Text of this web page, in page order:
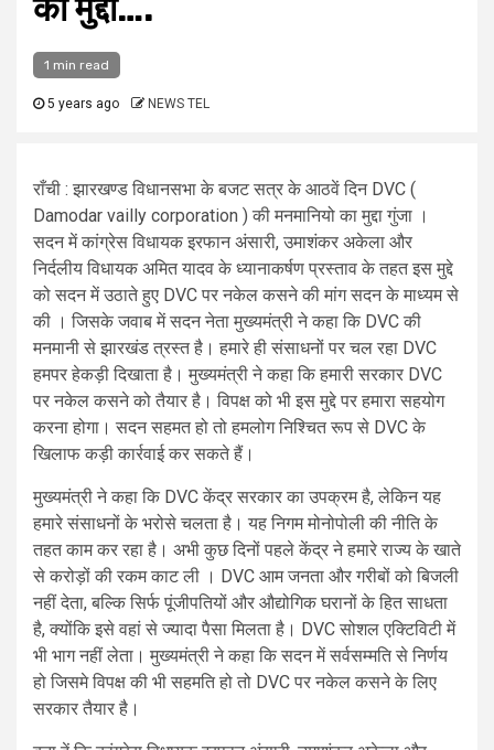
का मुद्दा….
1 min read
5 years ago NEWS TEL
राँची : झारखण्ड विधानसभा के बजट सत्र के आठवें दिन DVC (
Damodar vailly corporation ) की मनमानियो का मुद्दा गुंजा ।
सदन में कांग्रेस विधायक इरफान अंसारी, उमाशंकर अकेला और
निर्दलीय विधायक अमित यादव के ध्यानाकर्षण प्रस्ताव के तहत इस मुद्दे
को सदन में उठाते हुए DVC पर नकेल कसने की मांग सदन के माध्यम से
की । जिसके जवाब में सदन नेता मुख्यमंत्री ने कहा कि DVC की
मनमानी से झारखंड त्रस्त है। हमारे ही संसाधनों पर चल रहा DVC
हमपर हेकड़ी दिखाता है। मुख्यमंत्री ने कहा कि हमारी सरकार DVC
पर नकेल कसने को तैयार है। विपक्ष को भी इस मुद्दे पर हमारा सहयोग
करना होगा। सदन सहमत हो तो हमलोग निश्चित रूप से DVC के
खिलाफ कड़ी कार्रवाई कर सकते हैं।
मुख्यमंत्री ने कहा कि DVC केंद्र सरकार का उपक्रम है, लेकिन यह
हमारे संसाधनों के भरोसे चलता है। यह निगम मोनोपोली की नीति के
तहत काम कर रहा है। अभी कुछ दिनों पहले केंद्र ने हमारे राज्य के खाते
से करोड़ों की रकम काट ली । DVC आम जनता और गरीबों को बिजली
नहीं देता, बल्कि सिर्फ पूंजीपतियों और औद्योगिक घरानों के हित साधता
है, क्योंकि इसे वहां से ज्यादा पैसा मिलता है। DVC सोशल एक्टिविटी में
भी भाग नहीं लेता। मुख्यमंत्री ने कहा कि सदन में सर्वसम्मति से निर्णय
हो जिसमे विपक्ष की भी सहमति हो तो DVC पर नकेल कसने के लिए
सरकार तैयार है।